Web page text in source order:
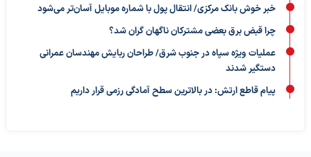
خبر خوش بانک مرکزی/ انتقال پول با شماره موبایل آسان‌تر می‌شود
چرا قبض برق بعضی مشترکان ناگهان گران شد؟
عملیات ویژه سپاه در جنوب شرق/ طراحان ربایش مهندسان عمرانی
دستگیر شدند
پیام قاطع ارتش: در بالاترین سطح آمادگی رزمی قرار داریم